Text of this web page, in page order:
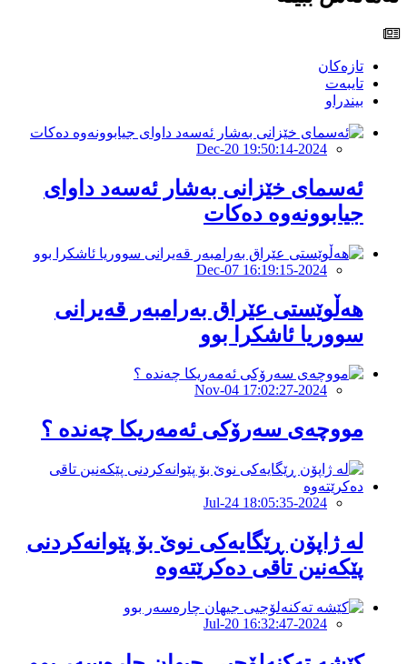
تازەکان
تایبەت
بیندراو
2024-Dec-20 19:50:14
ئەسمای خێزانی بەشار ئەسەد داوای
جیابوونەوە دەکات
2024-Dec-07 16:19:15
هەڵوێستی عێراق بەرامبەر قەیرانی
سووریا ئاشکرا بوو
2024-Nov-04 17:02:27
مووچەی سەرۆكی ئەمەریكا چەندە ؟
2024-Jul-24 18:05:35
لە ژاپۆن ڕێگایەکی نوێ بۆ پێوانەکردنی
پێکەنین تاقی دەکرێتەوە
2024-Jul-20 16:32:47